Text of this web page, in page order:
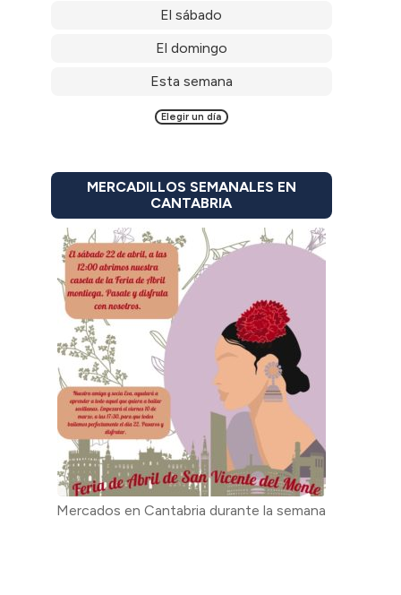
El sábado
El domingo
Esta semana
Elegir un día
MERCADILLOS SEMANALES EN
CANTABRIA
Mercados en Cantabria durante la semana